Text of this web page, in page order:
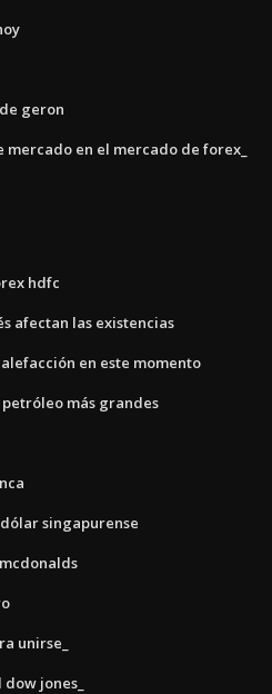
geron
mercado en el mercado de forex_
hdfc
afectan las existencias
en este momento
más grandes
singapurense
unirse_
jones_